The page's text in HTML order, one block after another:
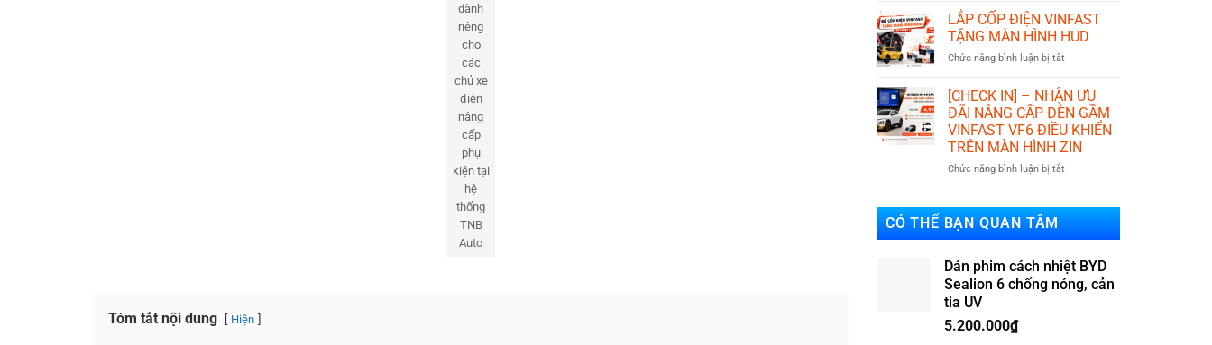
dành
riêng
cho
các
chủ xe
điện
nâng
cấp
phụ
kiện tại
hệ
thống
TNB
Auto
Tóm tắt nội dung Hiện
xe
điện
Plug
&
sánh
lắp
đèn
gầm
và
dùng
module
cho
xe
LẮP CỐP ĐIỆN VINFAST
TẶNG MÀN HÌNH HUD
Chức năng bình luận bị tắt
CỐP
ĐIỆN
VINFAST
TẶNG
MÀN
[CHECK IN] – NHẬN ƯU
ĐÃI NÂNG CẤP ĐÈN GẦM
VINFAST VF6 ĐIỀU KHIỂN
TRÊN MÀN HÌNH ZIN
Chức năng bình luận bị tắt
ĐÃI
NÂNG
CẤP
CÓ THỂ BẠN QUAN TÂM
Dán phim cách nhiệt BYD
Sealion 6 chống nóng, cản
tia UV
5.200.000₫